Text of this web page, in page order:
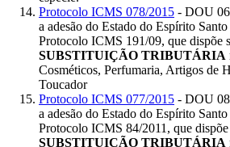
Protocolo ICMS 078/2015 - DOU
a adesão do Estado do Espírito
Protocolo ICMS 191/09, que dispõe
SUBSTITUIÇÃO TRIBUTÁRIA
Cosméticos, Perfumaria, Artigos de
Toucador
Protocolo ICMS 077/2015 - DOU
a adesão do Estado do Espírito
Protocolo ICMS 84/2011, que dispõe
SUBSTITUIÇÃO TRIBUTÁRIA